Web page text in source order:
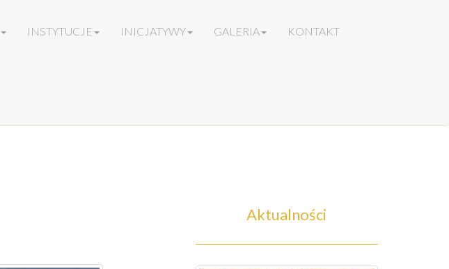
INSTYTUCJE INICJATYWY GALERIA KONTAKT
Aktualności